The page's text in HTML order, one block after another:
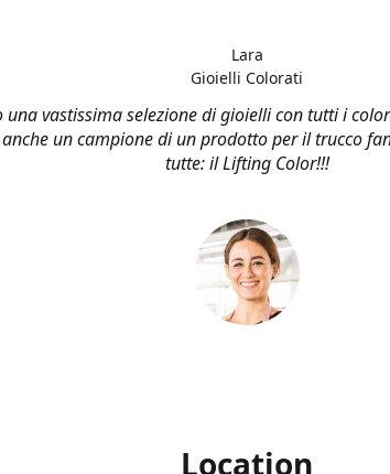
una vastissima selezione di gioielli con tutti i
un campione di un prodotto per il trucco
tutte: il Lifting Color!!!
Lara
Gioielli Colorati
Location